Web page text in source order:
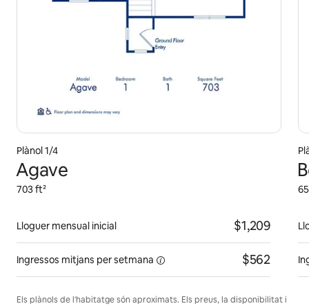
Plànol 1/4
Agave
703 ft²
Lloguer mensual inicial $1,209
Ingressos mitjans per setmana $562
Els plànols de l'habitatge són aproximats. Els preus, la disponibilitat i